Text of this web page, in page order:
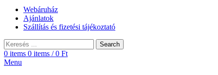
Webáruház
Ajánlatok
Szállítás és fizetési tájékoztató
Search
0 items 0 items / 0 Ft
Menu